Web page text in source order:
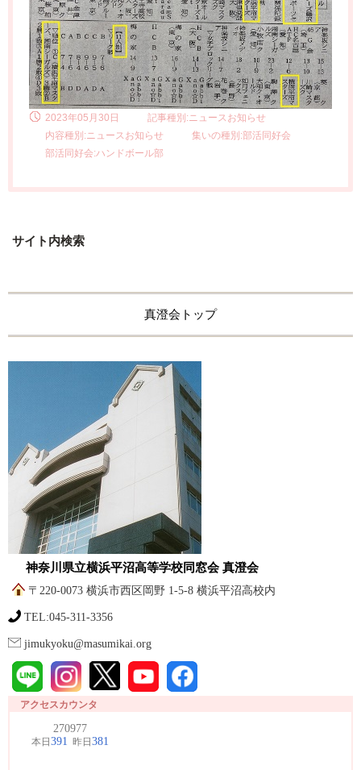
2023年05月30日
記事種別:ニュースお知らせ
内容種別:ニュースお知らせ
集いの種別:部活同好会
部活同好会:ハンドボール部
サイト内検索
真澄会トップ
神奈川県立横浜平沼高等学校同窓会 真澄会
〒220-0073 横浜市西区岡野 1-5-8 横浜平沼高校内
TEL:045-311-3356
jimukyoku@masumikai.org
アクセスカウンタ